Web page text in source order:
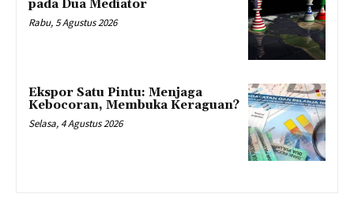
pada Dua Mediator
Rabu, 5 Agustus 2026
Ekspor Satu Pintu: Menjaga
Kebocoran, Membuka Keraguan?
Selasa, 4 Agustus 2026